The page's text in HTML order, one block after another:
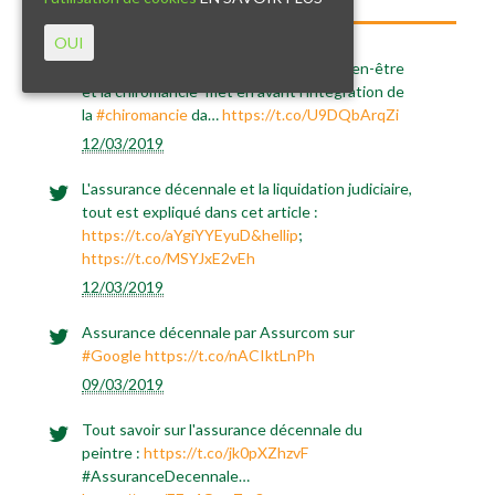
Ce nouvel article "l’assurance RC Pro bien-être
et la chiromancie" met en avant l'intégration de
la #chiromancieda…https://t.co/U9DQbArqZi
12/03/2019
L'assurance décennale et la liquidation judiciaire,
tout est expliqué dans cet article :
https://t.co/aYgiYYEyuD&hellip;
https://t.co/MSYJxE2vEh
12/03/2019
Assurance décennale par Assurcom sur
#Googlehttps://t.co/nACIktLnPh
09/03/2019
Tout savoir sur l'assurance décennale du
peintre : https://t.co/jk0pXZhzvF
#AssuranceDecennale…
OUI